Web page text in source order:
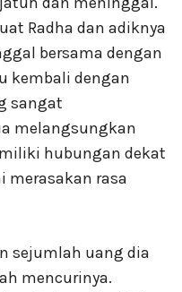
Radha dan adiknya
bersama dengan
kembali dengan
sangat
melangsungkan
hubungan dekat
merasakan rasa
sejumlah uang dia
mencurinya.